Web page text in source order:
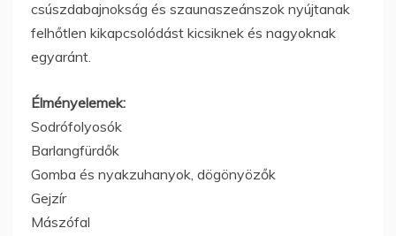
csúszdabajnokság és szaunaszeánszok nyújtanak
felhőtlen kikapcsolódást kicsiknek és nagyoknak
egyaránt.
Élményelemek:
Sodrófolyosók
Barlangfürdők
Gomba és nyakzuhanyok, dögönyözők
Gejzír
Mászófal